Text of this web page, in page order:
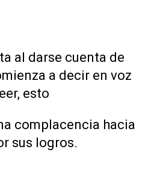
al darse cuenta de
a decir en voz
esto
complacencia hacia
sus logros.